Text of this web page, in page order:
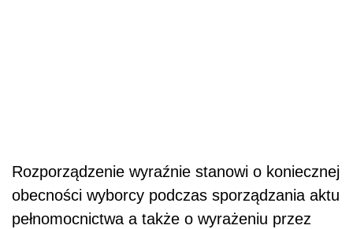
Rozporządzenie wyraźnie stanowi o koniecznej
obecności wyborcy podczas sporządzania aktu
pełnomocnictwa a także o wyrażeniu przez